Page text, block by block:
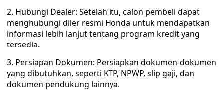
2. Hubungi Dealer: Setelah itu, calon pembeli dapat
menghubungi diler resmi Honda untuk mendapatkan
informasi lebih lanjut tentang program kredit yang
tersedia.
3. Persiapan Dokumen: Persiapkan dokumen-dokumen
yang dibutuhkan, seperti KTP, NPWP, slip gaji, dan
dokumen pendukung lainnya.